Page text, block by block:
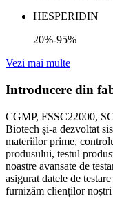
HESPERIDIN
20%-95%
Vezi mai multe
Introducere din
CGMP, FSSC22000,
Biotech și-a dezvoltat
materiilor prime,
produsului, testul
noastre avansate de
asigurat datele de
furnizăm clienților noștri